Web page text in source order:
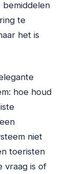
te
het is
hoe houd
niet
toeristen
vraag is of